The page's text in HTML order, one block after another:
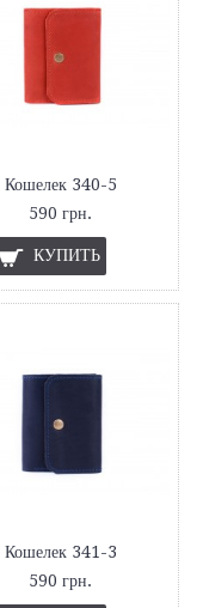
Кошелек 340-5
590 грн.
КУПИТЬ
Кошелек 341-3
590 грн.